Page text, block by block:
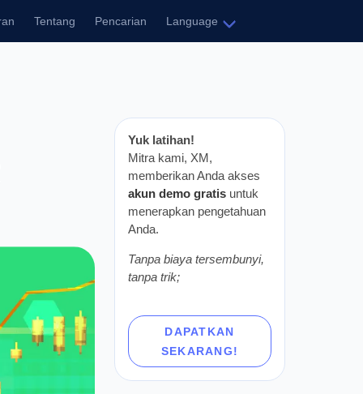
Tentang Pencarian Language
Yuk latihan!
Mitra kami, XM,
memberikan Anda akses
akun demo gratisuntuk
menerapkan
pengetahuan Anda.
Tanpa biaya
tersembunyi, tanpa trik;
DAPATKAN
SEKARANG!